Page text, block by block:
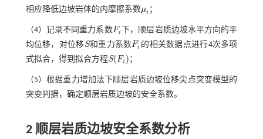
相应降低边坡岩体的内摩擦系数μi
μi ；
（4）记录不同重力系数Fi
Fi
下，顺层岩质边坡水平方向的平
均位移，对位移S
S 和重力系数Fi
Fi 的相关数据点进行4次多项
式拟合，得到拟合方程S(Fi )
S(Fi) ；
（5）根据重力增加法下顺层岩质边坡位移尖点突变模型的
突变判据，确定顺层岩质边坡的安全系数。
2 顺层岩质边坡安全系数分析